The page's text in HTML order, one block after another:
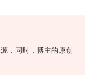
，同时，博主的原创